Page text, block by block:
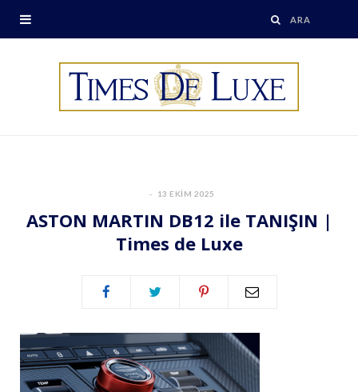
13 EKIM 2025
ASTON MARTIN DB12 ile TANIŞIN |
Times de Luxe